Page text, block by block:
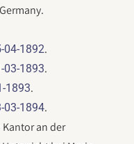
04-1892.
03-1893.
1893.
03-1894.
an der